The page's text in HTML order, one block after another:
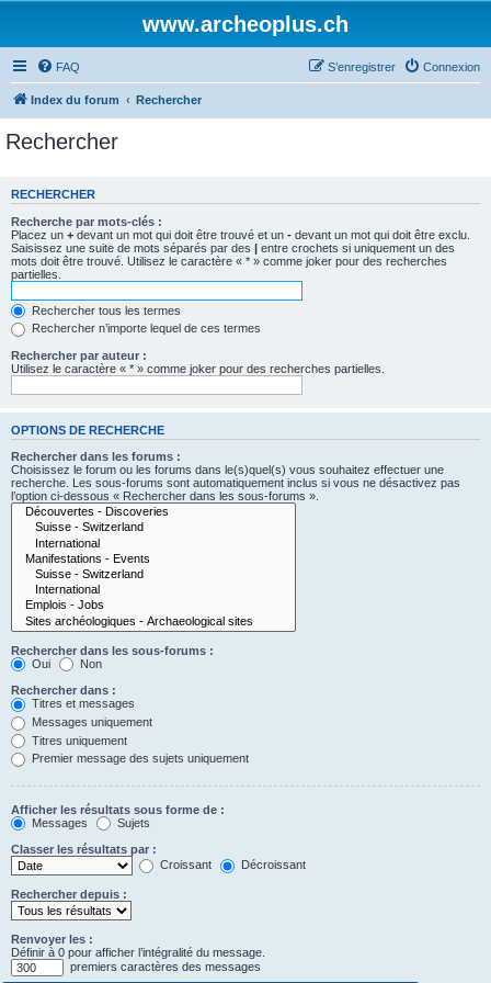
www.archeoplus.ch
FAQ Connexion
S’enregistrer
Index du forum Rechercher
Rechercher
RECHERCHER
Recherche par mots-clés :
Placez un + devant un mot qui doit être trouvé et un - devant un mot qui doit être exclu.
Saisissez une suite de mots séparés par des | entre crochets si uniquement un des
mots doit être trouvé. Utilisez le caractère « * » comme joker pour des recherches
partielles.
Rechercher tous les termes
Rechercher n’importe lequel de ces termes
Rechercher par auteur :
Utilisez le caractère « * » comme joker pour des recherches partielles.
OPTIONS DE RECHERCHE
Rechercher dans les forums :
Choisissez le forum ou les forums dans le(s)quel(s) vous souhaitez effectuer une
recherche. Les sous-forums sont automatiquement inclus si vous ne désactivez pas
l’option ci-dessous « Rechercher dans les sous-forums ».
Rechercher dans les sous-forums :
Oui
Non
Rechercher dans :
Titres et messages
Messages uniquement
Titres uniquement
Premier message des sujets uniquement
Afficher les résultats sous forme de :
Messages
Sujets
Classer les résultats par :
Croissant
Décroissant
Rechercher depuis :
Renvoyer les :
Définir à 0 pour afficher l’intégralité du message.
premiers caractères des messages